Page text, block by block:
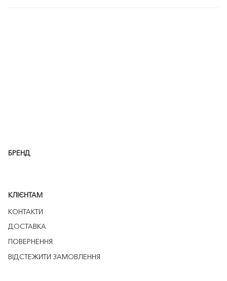
БРЕНД
КЛІЄНТАМ
КОНТАКТИ
ДОСТАВКА
ПОВЕРНЕННЯ
ВІДСТЕЖИТИ ЗАМОВЛЕННЯ